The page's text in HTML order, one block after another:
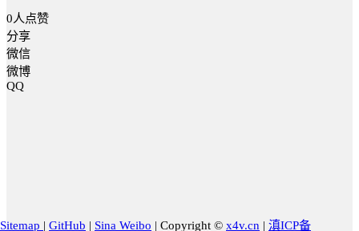
0人点赞
分享
微信
微博
QQ
Sitemap | GitHub | Sina Weibo | Copyright © x4v.cn | 滇ICP备